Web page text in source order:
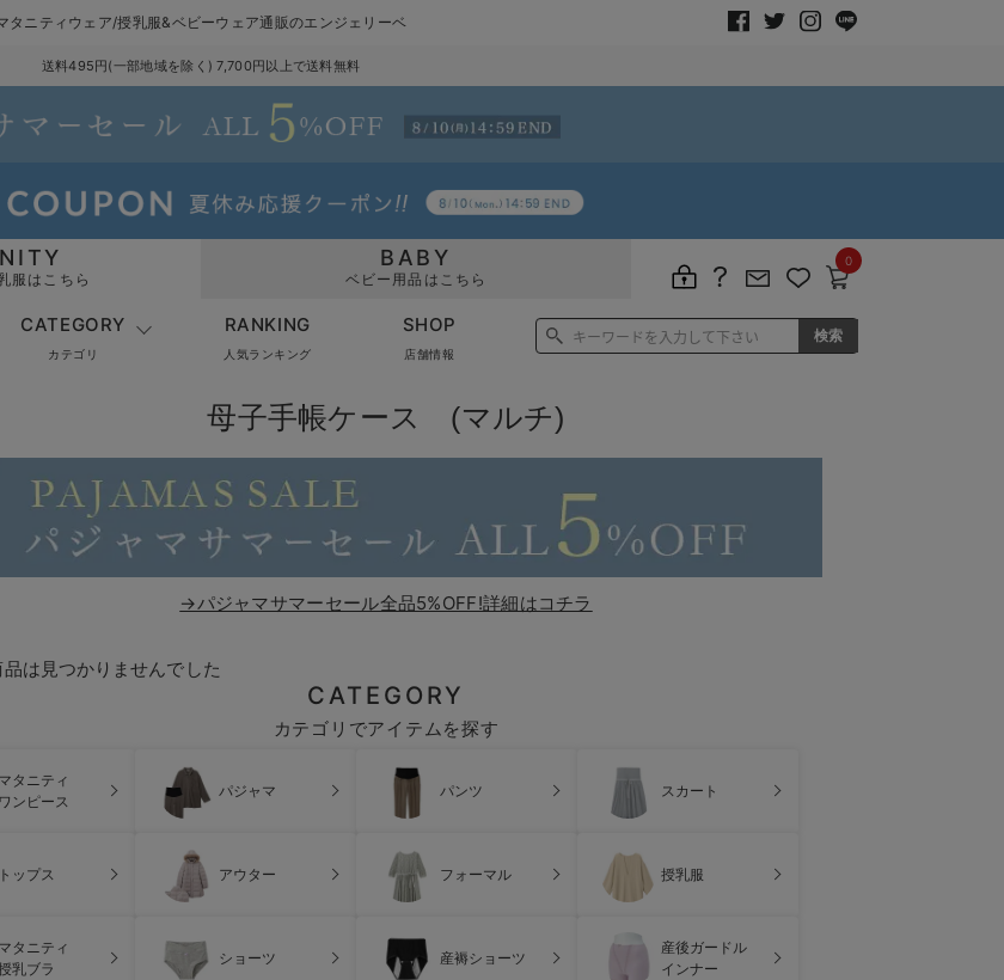
タニティウェア/授乳服&ベビーウェア通販のエンジェリーベ
送料495円(一部地域を除く) 7,700円以上で送料無料
服はこちら
BABY
ベビー用品はこちら
0
CATEGORY
カテゴリ
RANKING
人気ランキング
SHOP
店舗情報
母子手帳ケース (マルチ)
→パジャマサマーセール全品5%OFF!詳細はコチラ
は見つかりませんでした
CATEGORY
カテゴリでアイテムを探す
マタニティ
ワンピース
パジャマ パンツ スカート
トップス アウター フォーマル 授乳服
マタニティ
乳ブラ
ショーツ 産褥ショーツ
産後ガードル
インナー